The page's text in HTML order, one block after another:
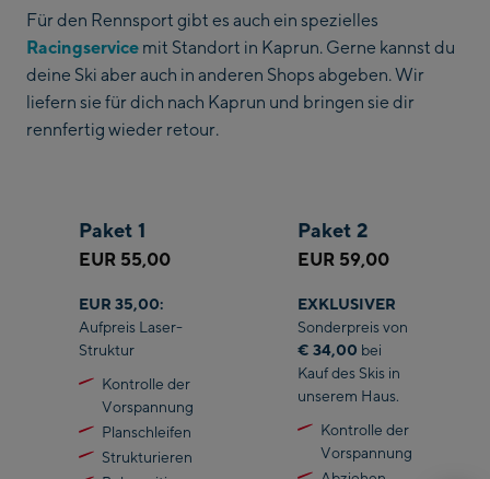
Für den Rennsport gibt es auch ein spezielles
Racingservice mit Standort in Kaprun. Gerne kannst du
deine Ski aber auch in anderen Shops abgeben. Wir
liefern sie für dich nach Kaprun und bringen sie dir
rennfertig wieder retour.
Paket 1
EUR 55,00
EUR 35,00:
Aufpreis Laser-
Struktur
Kontrolle der
Vorspannung
Planschleifen
Strukturieren
Paket 2
EUR 59,00
EXKLUSIVER
Sonderpreis von
€ 34,00 bei
Kauf des Skis in
unserem Haus.
Kontrolle der
Vorspannung